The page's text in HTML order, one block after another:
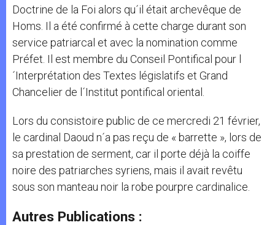
Doctrine de la Foi alors qu´il était archevêque de
Homs. Il a été confirmé à cette charge durant son
service patriarcal et avec la nomination comme
Préfet. Il est membre du Conseil Pontifical pour l
´Interprétation des Textes législatifs et Grand
Chancelier de l´Institut pontifical oriental.
Lors du consistoire public de ce mercredi 21 février,
le cardinal Daoud n´a pas reçu de « barrette », lors de
sa prestation de serment, car il porte déjà la coiffe
noire des patriarches syriens, mais il avait revêtu
sous son manteau noir la robe pourpre cardinalice.
Autres Publications :